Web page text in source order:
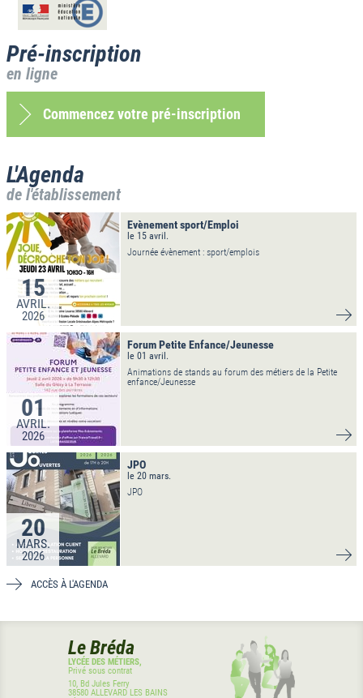
Pré-inscription
en ligne
Commencez votre pré-inscription
L'Agenda
de l'établissement
15
AVRIL.
2026
Evènement sport/Emploi
le 15 avril.
Journée évènement : sport/emplois
01
AVRIL.
2026
Forum Petite Enfance/Jeunesse
le 01 avril.
Animations de stands au forum des métiers de la Petite
enfance/Jeunesse
20
MARS.
2026
JPO
le 20 mars.
JPO
ACCÈS À L'AGENDA
Le Bréda
LYCÉE DES MÉTIERS,
Privé sous contrat
10, Bd Jules Ferry
38580 ALLEVARD LES BAINS